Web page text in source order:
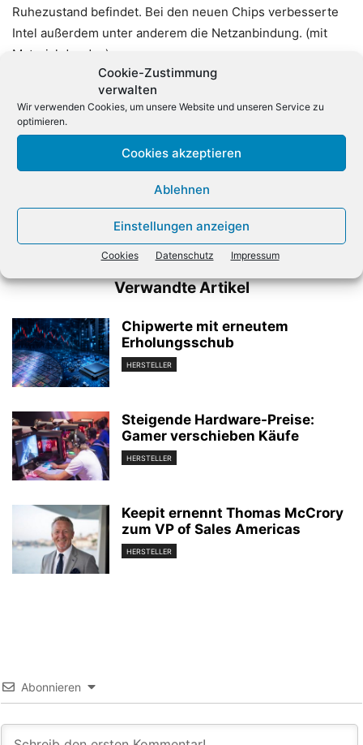
Cookie-Zustimmung
verwalten
Wir verwenden Cookies, um unsere Website und unseren Service zu
optimieren.
Cookies akzeptieren
Ablehnen
Einstellungen anzeigen
Cookies Datenschutz Impressum
Ruhezustand befindet. Bei den neuen Chips verbesserte
Intel außerdem unter anderem die Netzanbindung. (mit
Material der dpa)
Nemetschek steigt in
Gebäudemanagement ein
Bitkom: Milliardenmarkt für
smarte Lautsprecher
Verwandte Artikel
Chipwerte mit erneutem
Erholungsschub
HERSTELLER
Steigende Hardware-Preise:
Gamer verschieben Käufe
HERSTELLER
Keepit ernennt Thomas McCrory
zum VP of Sales Americas
HERSTELLER
Abonnieren